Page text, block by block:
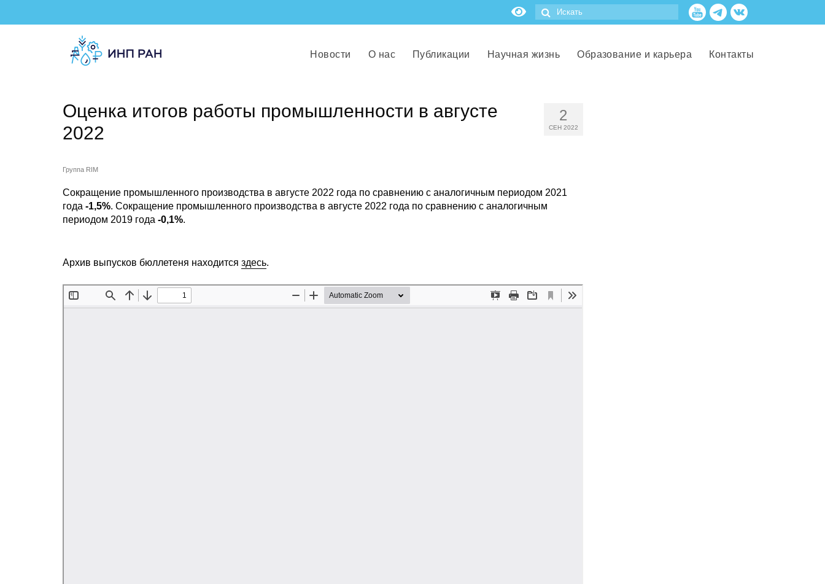
Новости О нас Публикации Научная жизнь Образование и карьера Контакты
2
СЕН 2022
Оценка итогов работы промышленности в августе
2022
Группа RIM
Сокращение промышленного производства в августе 2022 года по сравнению с аналогичным периодом 2021
года -1,5%. Сокращение промышленного производства в августе 2022 года по сравнению с аналогичным
периодом 2019 года -0,1%.
Архив выпусков бюллетеня находится здесь.